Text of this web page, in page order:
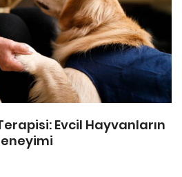
Evcil Hayvanların